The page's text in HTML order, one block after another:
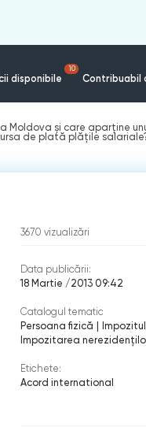
disponibile
10
Contribuabil
Moldova şi care aparține
de plată plățile
3670 vizualizări
Data publicării:
18 Martie /2013 09:42
Catalogul tematic
Persoana fizică
Impozitarea
Etichete:
Acord international